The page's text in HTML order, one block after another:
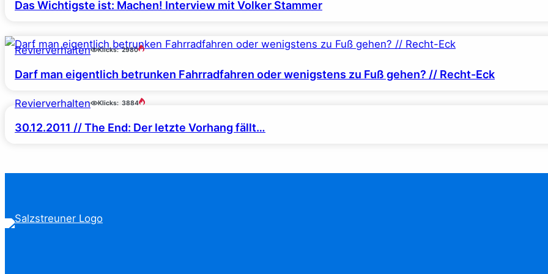
Das Wichtigste ist: Machen! Interview mit Volker Stammer
Revierverhalten Klicks: 2980
Darf man eigentlich betrunken Fahrradfahren oder wenigstens zu Fuß gehen? // Recht-Eck
Revierverhalten Klicks: 3884
30.12.2011 // The End: Der letzte Vorhang fällt…